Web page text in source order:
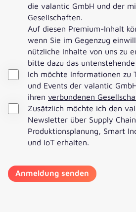
die valantic GmbH und der
Gesellschaften.
Auf diesen Premium-Inhalt
wenn Sie im Gegenzug
nützliche Inhalte von uns zu
bitte dazu das untenstehende
Ich möchte Informationen zu
und Events der valantic
ihren verbundenen
Zusätzlich möchte ich den
Newsletter über Supply
Produktionsplanung, Smart
und IoT erhalten.